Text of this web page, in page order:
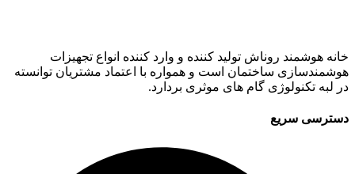
خانه هوشمند روناش تولید کننده و وارد کننده انواع تجهیزات
هوشمندسازی ساختمان است و همواره با اعتماد مشتریان توانسته
در لبه تکنولوژی گام های موثری بردارد.
دسترسی سریع